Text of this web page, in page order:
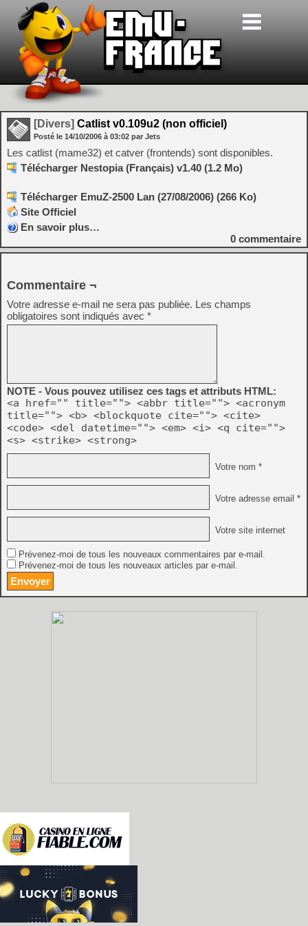
[Divers] Catlist v0.109u2 (non officiel)
Posté le 14/10/2006 à 03:02 par Jets
Les catlist (mame32) et catver (frontends) sont disponibles.
Télécharger Nestopia (Français) v1.40 (1.2 Mo)
Télécharger EmuZ-2500 Lan (27/08/2006) (266 Ko)
Site Officiel
En savoir plus…
0 commentaire
Commentaire ¬
Votre adresse e-mail ne sera pas publiée. Les champs
obligatoires sont indiqués avec *
NOTE - Vous pouvez utilisez ces tags et attributs HTML:
<a href="" title=""> <abbr title=""> <acronym
title=""> <b> <blockquote cite=""> <cite>
<code> <del datetime=""> <em> <i> <q cite="">
<s> <strike> <strong>
Votre nom *
Votre adresse email *
Votre site internet
Prévenez-moi de tous les nouveaux commentaires par e-mail.
Prévenez-moi de tous les nouveaux articles par e-mail.